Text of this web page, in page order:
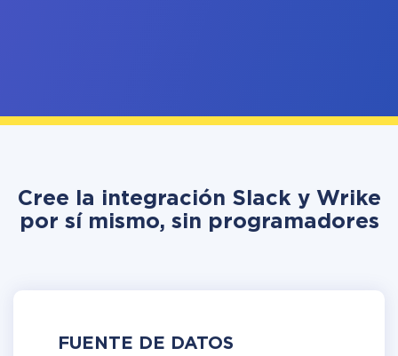
Cree la integración Slack y Wrike
por sí mismo, sin programadores
FUENTE DE DATOS